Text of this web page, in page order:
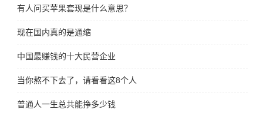
有人问买苹果套现是什么意思？
现在国内真的是通缩
中国最赚钱的十大民营企业
当你熬不下去了，请看看这8个人
普通人一生总共能挣多少钱